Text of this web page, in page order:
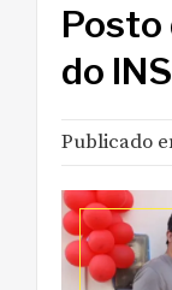
do
Publicado